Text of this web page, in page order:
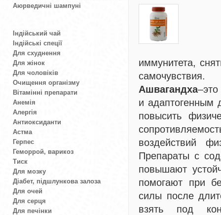
Аюрведичні шампуні
Індійський чай
Індійські спеції
Для схуднення
Для жінок
Для чоловіків
Очищення організму
Вітамінні препарати
Анемія
Алергія
Антиоксиданти
Астма
Герпес
Геморрой, варикоз
Тиск
Для мозку
Діабет, підшлункова залоза
Для очей
Для серця
Для печінки
иммунитета,
самочувствия.
Ашвагандха
и адаптогенным
повысить
воздействий
Препараты с
повышают
помогают при
силы после
взять под